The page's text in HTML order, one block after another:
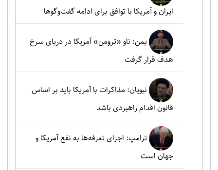
ایران و آمریکا با توافق برای ادامه گفت‌وگوها
یمن: ناو «ترومن» آمریکا در دریای سرخ
هدف قرار گرفت
نبویان: مذاکرات با آمریکا باید بر اساس
قانون اقدام راهبردی باشد
ترامپ: اجرای تعرفه‌ها به نفع آمریکا و
جهان است